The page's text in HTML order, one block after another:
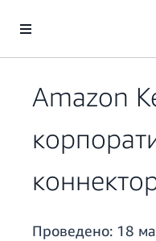
Перейти к главному
Amazon
Проведено: 18